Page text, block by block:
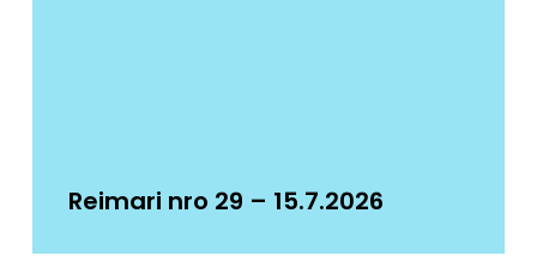
Reimari nro 29 – 15.7.2026